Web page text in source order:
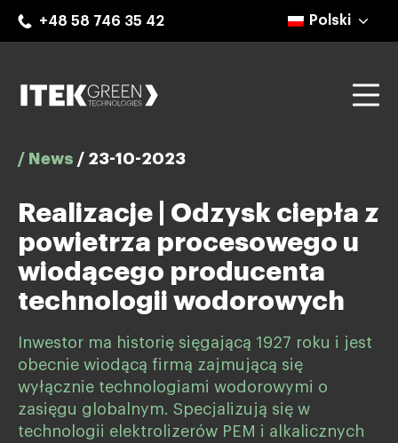
+48 58 746 35 42 Polski
/ News / 23-10-2023
Realizacje | Odzysk ciepła z
powietrza procesowego u
wiodącego producenta
technologii wodorowych
Inwestor ma historię sięgającą 1927 roku i jest
obecnie wiodącą firmą zajmującą się
wyłącznie technologiami wodorowymi o
zasięgu globalnym. Specjalizują się w
technologii elektrolizerów PEM i alkalicznych